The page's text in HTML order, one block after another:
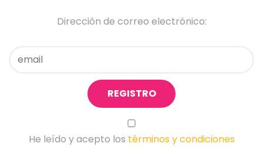
Dirección de correo electrónico:
He leído y acepto los términos y condiciones